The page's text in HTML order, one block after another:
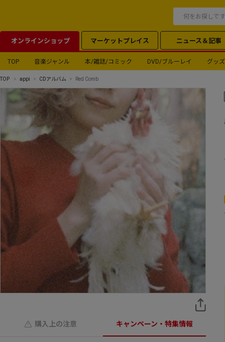
オンラインショップ マーケットプレイス ニュース＆記事
TOP 音楽ジャンル 本/雑誌/コミック DVD/ブルーレイ グッズ
TOP appi CDアルバム Red Comb
購入上の注意 キャンペーン・特集情報